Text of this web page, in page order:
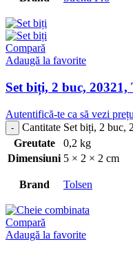
Compară
Adaugă la favorite
Set biți, 2 buc, 20321,
Autentifică-te ca să vezi
Cantitate Set biți, 2 buc,
Greutate
0,2 kg
Dimensiuni 5 × 2 × 2 cm
Brand Tolsen
Compară
Adaugă la favorite